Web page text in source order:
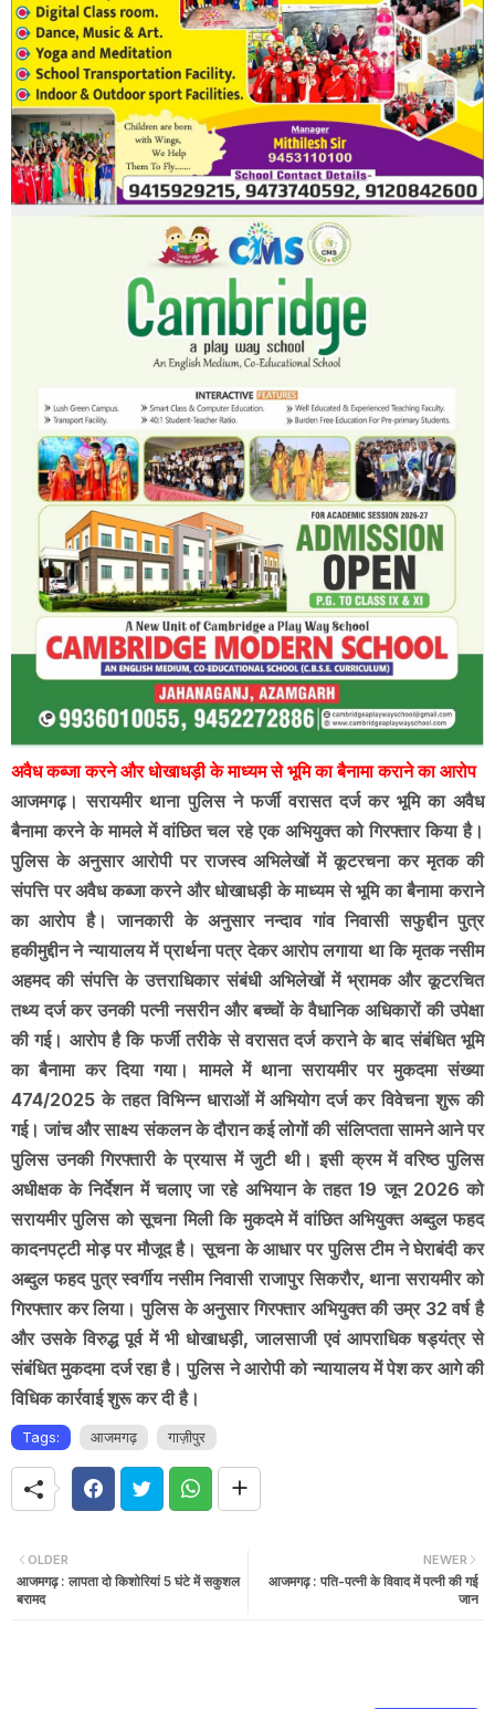
अवैध कब्जा करने और धोखाधड़ी के माध्यम से भूमि का बैनामा कराने का आरोप
आजमगढ़। सरायमीर थाना पुलिस ने फर्जी वरासत दर्ज कर भूमि का अवैध
बैनामा करने के मामले में वांछित चल रहे एक अभियुक्त को गिरफ्तार किया है।
पुलिस के अनुसार आरोपी पर राजस्व अभिलेखों में कूटरचना कर मृतक की
संपत्ति पर अवैध कब्जा करने और धोखाधड़ी के माध्यम से भूमि का बैनामा कराने
का आरोप है। जानकारी के अनुसार नन्दाव गांव निवासी सफुद्दीन पुत्र
हकीमुद्दीन ने न्यायालय में प्रार्थना पत्र देकर आरोप लगाया था कि मृतक नसीम
अहमद की संपत्ति के उत्तराधिकार संबंधी अभिलेखों में भ्रामक और कूटरचित
तथ्य दर्ज कर उनकी पत्नी नसरीन और बच्चों के वैधानिक अधिकारों की उपेक्षा
की गई। आरोप है कि फर्जी तरीके से वरासत दर्ज कराने के बाद संबंधित भूमि
का बैनामा कर दिया गया। मामले में थाना सरायमीर पर मुकदमा संख्या
474/2025 के तहत विभिन्न धाराओं में अभियोग दर्ज कर विवेचना शुरू की
गई। जांच और साक्ष्य संकलन के दौरान कई लोगों की संलिप्तता सामने आने पर
पुलिस उनकी गिरफ्तारी के प्रयास में जुटी थी। इसी क्रम में वरिष्ठ पुलिस
अधीक्षक के निर्देशन में चलाए जा रहे अभियान के तहत 19 जून 2026 को
सरायमीर पुलिस को सूचना मिली कि मुकदमे में वांछित अभियुक्त अब्दुल फहद
कादनपट्टी मोड़ पर मौजूद है। सूचना के आधार पर पुलिस टीम ने घेराबंदी कर
अब्दुल फहद पुत्र स्वर्गीय नसीम निवासी राजापुर सिकरौर, थाना सरायमीर को
गिरफ्तार कर लिया। पुलिस के अनुसार गिरफ्तार अभियुक्त की उम्र 32 वर्ष है
और उसके विरुद्ध पूर्व में भी धोखाधड़ी, जालसाजी एवं आपराधिक षड्यंत्र से
संबंधित मुकदमा दर्ज रहा है। पुलिस ने आरोपी को न्यायालय में पेश कर आगे की
विधिक कार्रवाई शुरू कर दी है।
Tags: आजमगढ़ गाज़ीपुर
NEWER
आजमगढ़ : पति-पत्नी के विवाद में पत्नी की गई
जान
OLDER
आजमगढ़ : लापता दो किशोरियां 5 घंटे में सकुशल
बरामद